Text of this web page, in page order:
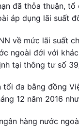
đã thỏa thuận,
áp dụng lãi suất
về mức lãi suất
ngoài đới với
tại thông tư số
tối đa bằng đồng
12 năm 2016
hàng nước